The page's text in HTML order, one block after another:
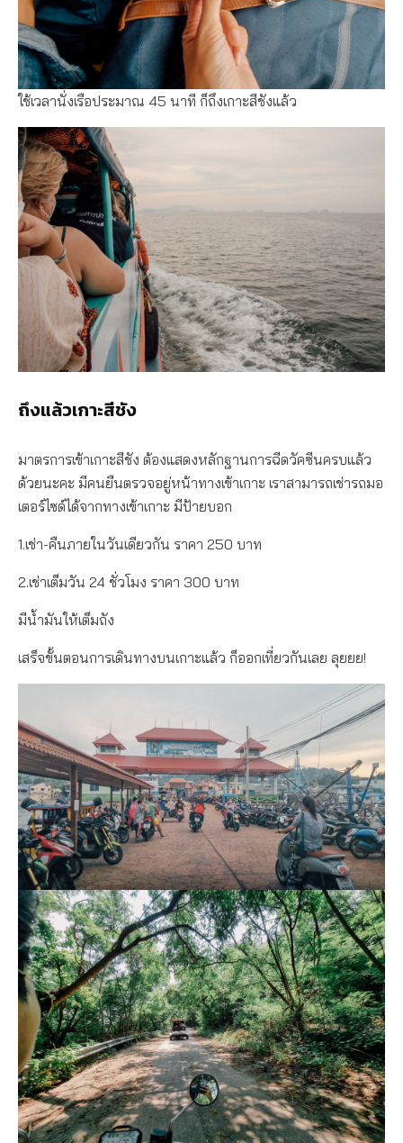
ใช้เวลานั่งเรือประมาณ 45 นาที ก็ถึงเกาะสีชังแล้ว
ถึงแล้วเกาะสีชัง
มาตรการเข้าเกาะสีชัง ต้องแสดงหลักฐานการฉีดวัคซีนครบแล้ว
ด้วยนะคะ มีคนยืนตรวจอยู่หน้าทางเข้าเกาะ เราสามารถเช่ารถมอ
เตอร์ไซด์ได้จากทางเข้าเกาะ มีป้ายบอก
1.เช่า-คืนภายในวันเดียวกัน ราคา 250 บาท
2.เช่าเต็มวัน 24 ชั่วโมง ราคา 300 บาท
มีน้ำมันให้เต็มถัง
เสร็จขั้นตอนการเดินทางบนเกาะแล้ว ก็ออกเที่ยวกันเลย ลุยยย!